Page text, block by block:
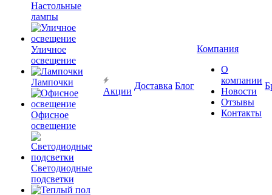
Настольные
лампы
Уличное
освещение
Лампочки
Офисное
освещение
Светодиодные
подсветки
Акции
Доставка Блог
Компания
О
компании
Новости
Отзывы
Контакты